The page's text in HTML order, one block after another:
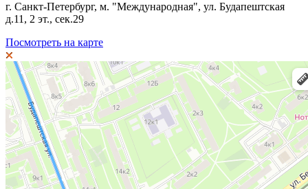
г. Санкт-Петербург, м. "Международная", ул. Будапештская
д.11, 2 эт., сек.29
Посмотреть на карте